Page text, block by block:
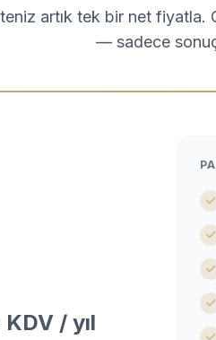
artık tek bir net
— sadece
KDV / yıl